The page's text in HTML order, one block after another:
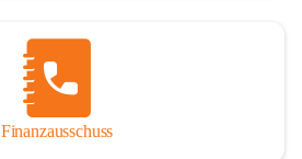
Finanzausschuss